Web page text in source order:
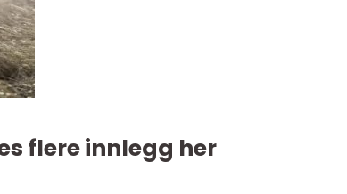
flere innlegg her